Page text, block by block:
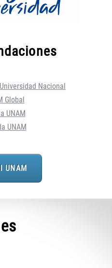
Nacional
Global
UNAM
UNAM
UNAM